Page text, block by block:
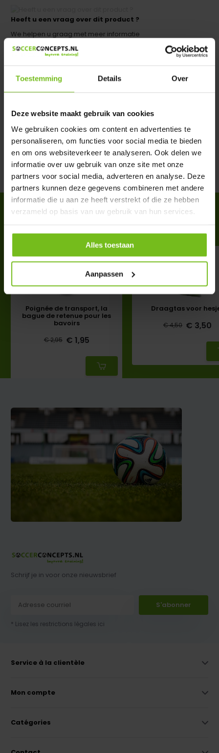
Toestemming Details Over
Deze website maakt gebruik van cookies
We gebruiken cookies om content en advertenties te
personaliseren, om functies voor social media te bieden
en om ons websiteverkeer te analyseren. Ook delen we
informatie over uw gebruik van onze site met onze
partners voor social media, adverteren en analyse. Deze
partners kunnen deze gegevens combineren met andere
informatie die u aan ze heeft verstrekt of die ze hebben
verzameld op basis van uw gebruik van hun services.
Alles toestaan
Aanpassen
Heeft u een vraag over dit product ?
We helpen u graag met meer informatie
Verstuur email
Description du produit
Spécifications
Évaluations
Partager
ACCESSOIRES
Poignée de transport, la
bague de retenue pour les
bavoirs
€ 2,95 € 1,95
Draagtas voor
€ 4,50 € 3,50
Schrijf je in voor onze nieuwsbrief
S'abonner
* Lisez les restrictions légales ici
Service à la clientèle
Mon compte
Catégories